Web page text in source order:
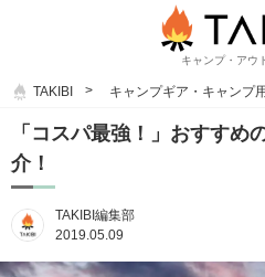
キャンプ・アウ
TAKIBI キャンプギア・キャンプ
「コスパ最強！」おすすめ
介！
TAKIBI編集部
2019.05.09